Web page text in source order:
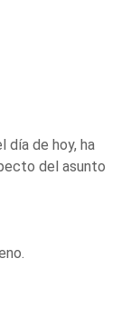
día de hoy, ha
del asunto